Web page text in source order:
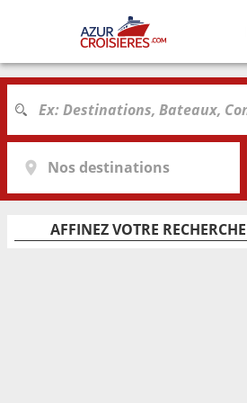
Nos destinations
AFFINEZ VOTRE RECHERCHE